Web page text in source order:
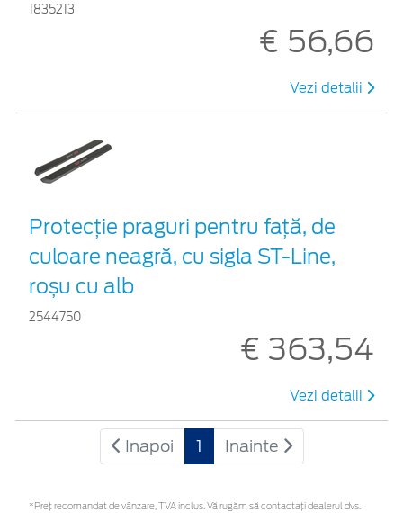
1835213
€ 56,66
Vezi detalii
Protecţie praguri pentru faţă, de
culoare neagră, cu sigla ST-Line,
roșu cu alb
2544750
€ 363,54
Vezi detalii
Inapoi 1 Inainte
*Preţ recomandat de vânzare, TVA inclus. Vă rugăm să contactaţi dealerul dvs.